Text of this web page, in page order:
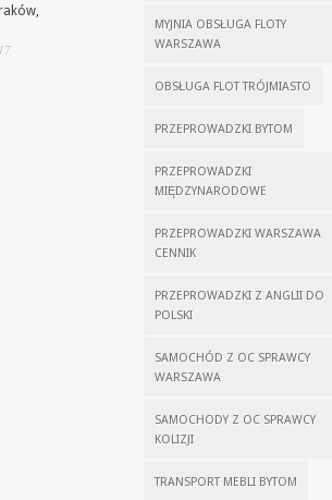
MYJNIA OBSŁUGA FLOTY
WARSZAWA
OBSŁUGA FLOT TRÓJMIASTO
PRZEPROWADZKI BYTOM
PRZEPROWADZKI
MIĘDZYNARODOWE
PRZEPROWADZKI WARSZAWA
CENNIK
PRZEPROWADZKI Z ANGLII DO
POLSKI
SAMOCHÓD Z OC SPRAWCY
WARSZAWA
SAMOCHODY Z OC SPRAWCY
KOLIZJI
TRANSPORT MEBLI BYTOM